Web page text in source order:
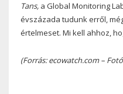
Tans, a Global Monitoring
évszázada tudunk erről,
értelmeset. Mi kell ahhoz,
(Forrás: ecowatch.com –